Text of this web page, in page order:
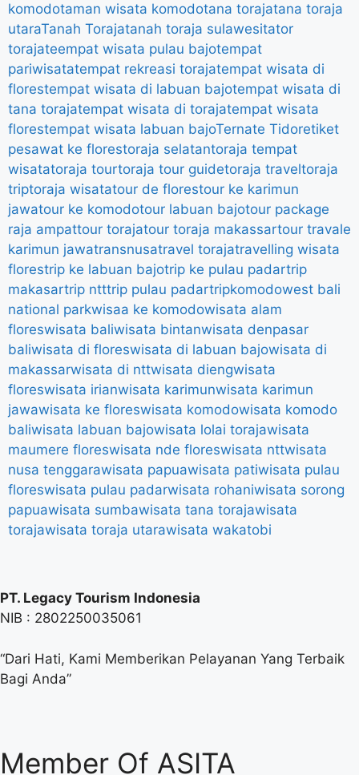
komodotaman wisata komodotana torajatana toraja
utaraTanah Torajatanah toraja sulawesitator
torajateempat wisata pulau bajotempat
pariwisatatempat rekreasi torajatempat wisata di
florestempat wisata di labuan bajotempat wisata di
tana torajatempat wisata di torajatempat wisata
florestempat wisata labuan bajoTernate Tidoretiket
pesawat ke florestoraja selatantoraja tempat
wisatatoraja tourtoraja tour guidetoraja traveltoraja
triptoraja wisatatour de florestour ke karimun
jawatour ke komodotour labuan bajotour package
raja ampattour torajatour toraja makassartour travale
karimun jawatransnusatravel torajatravelling wisata
florestrip ke labuan bajotrip ke pulau padartrip
makasartrip ntttrip pulau padartripkomodowest bali
national parkwisaa ke komodowisata alam
floreswisata baliwisata bintanwisata denpasar
baliwisata di floreswisata di labuan bajowisata di
makassarwisata di nttwisata diengwisata
floreswisata irianwisata karimunwisata karimun
jawawisata ke floreswisata komodowisata komodo
baliwisata labuan bajowisata lolai torajawisata
maumere floreswisata nde floreswisata nttwisata
nusa tenggarawisata papuawisata patiwisata pulau
floreswisata pulau padarwisata rohaniwisata sorong
papuawisata sumbawisata tana torajawisata
torajawisata toraja utarawisata wakatobi
PT. Legacy Tourism Indonesia
NIB : 2802250035061
“Dari Hati, Kami Memberikan Pelayanan Yang Terbaik
Bagi Anda”
Member Of ASITA